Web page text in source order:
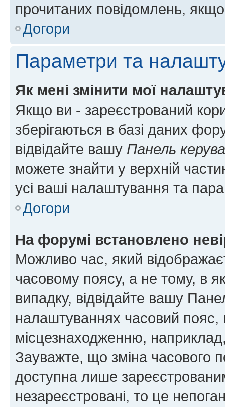
прочитаних повідомлень,
Догори
Параметри та
Як мені змінити мої
Якщо ви - зареєстрований
зберігаються в базі даних
відвідайте вашу Панель
можете знайти у верхній
усі ваші налаштування та
Догори
На форумі встановлено
Можливо час, який
часовому поясу, а не тому, в
випадку, відвідайте вашу
налаштуваннях часовий пояс,
місцезнаходженню,
Зауважте, що зміна часового
доступна лише
незареєстровані, то це